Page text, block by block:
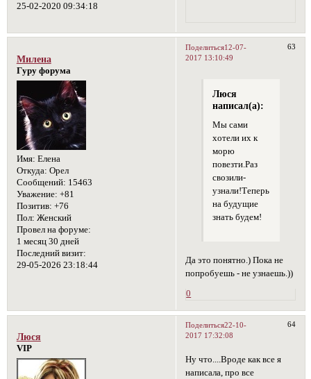
25-02-2020 09:34:18
Поделиться 63
12-07-
2017 13:10:49
Милена
Гуру форума
Имя: Елена
Откуда: Орел
Сообщений: 15463
Уважение: +81
Позитив: +76
Пол: Женский
Провел на форуме:
1 месяц 30 дней
Последний визит:
29-05-2026 23:18:44
Люся
написал(а):
Мы сами
хотели их к
морю
повезти.Раз
свозили-
узнали!Теперь
на будущие
знать будем!
Да это понятно.) Пока не
попробуешь - не узнаешь.))
0
Поделиться 64
22-10-
2017 17:32:08
Люся
VIP
Ну что....Вроде как все я
написала, про все